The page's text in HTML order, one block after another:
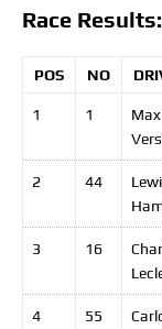
Race Results:
POS NO
1 1
Max
2 44
3 16
4 55